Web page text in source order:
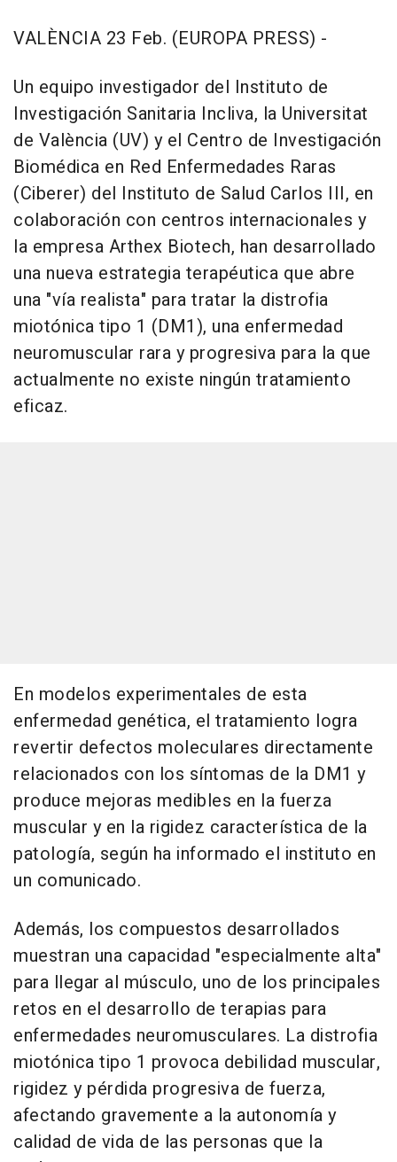
VALÈNCIA 23 Feb. (EUROPA PRESS) -
Un equipo investigador del Instituto de
Investigación Sanitaria Incliva, la Universitat
de València (UV) y el Centro de Investigación
Biomédica en Red Enfermedades Raras
(Ciberer) del Instituto de Salud Carlos III, en
colaboración con centros internacionales y
la empresa Arthex Biotech, han desarrollado
una nueva estrategia terapéutica que abre
una "vía realista" para tratar la distrofia
miotónica tipo 1 (DM1), una enfermedad
neuromuscular rara y progresiva para la que
actualmente no existe ningún tratamiento
eficaz.
En modelos experimentales de esta
enfermedad genética, el tratamiento logra
revertir defectos moleculares directamente
relacionados con los síntomas de la DM1 y
produce mejoras medibles en la fuerza
muscular y en la rigidez característica de la
patología, según ha informado el instituto en
un comunicado.
Además, los compuestos desarrollados
muestran una capacidad "especialmente alta"
para llegar al músculo, uno de los principales
retos en el desarrollo de terapias para
enfermedades neuromusculares. La distrofia
miotónica tipo 1 provoca debilidad muscular,
rigidez y pérdida progresiva de fuerza,
afectando gravemente a la autonomía y
calidad de vida de las personas que la